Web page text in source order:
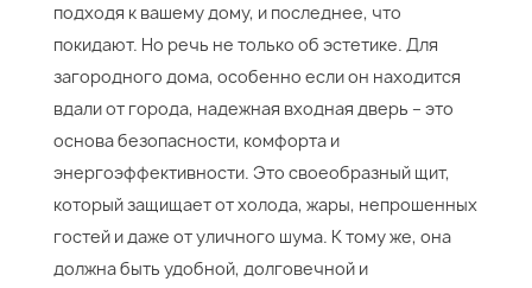
подходя к вашему дому, и последнее, что
покидают. Но речь не только об эстетике. Для
загородного дома, особенно если он находится
вдали от города, надежная входная дверь – это
основа безопасности, комфорта и
энергоэффективности. Это своеобразный щит,
который защищает от холода, жары, непрошенных
гостей и даже от уличного шума. К тому же, она
должна быть удобной, долговечной и